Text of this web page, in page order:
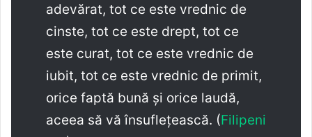
adevărat, tot ce este vrednic de
cinste, tot ce este drept, tot ce
este curat, tot ce este vrednic de
iubit, tot ce este vrednic de primit,
orice faptă bună și orice laudă,
aceea să vă însuflețească. (Filipeni